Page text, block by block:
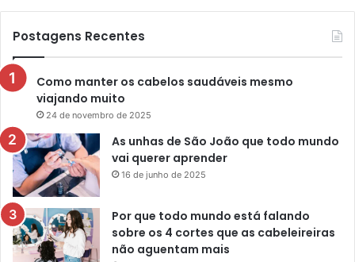
Postagens Recentes
Como manter os cabelos saudáveis mesmo
viajando muito
24 de novembro de 2025
As unhas de São João que todo mundo
vai querer aprender
16 de junho de 2025
Por que todo mundo está falando
sobre os 4 cortes que as cabeleireiras
não aguentam mais